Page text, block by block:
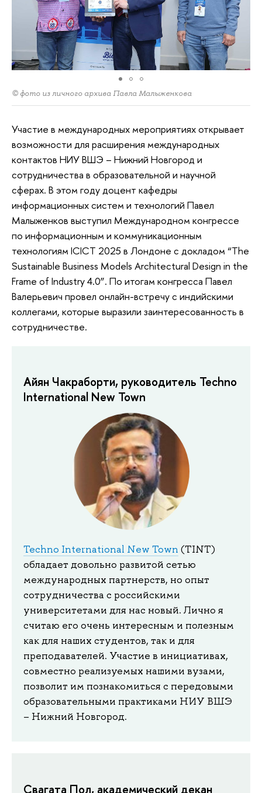
© фото из личного архива Павла Малыженкова
Участие в международных мероприятиях открывает
возможности для расширения международных
контактов НИУ ВШЭ – Нижний Новгород и
сотрудничества в образовательной и научной
сферах. В этом году доцент кафедры
информационных систем и технологий Павел
Малыженков выступил Международном конгрессе
по информационным и коммуникационным
технологиям ICICT 2025 в Лондоне с докладом “The
Sustainable Business Models Architectural Design in the
Frame of Industry 4.0”. По итогам конгресса Павел
Валерьевич провел онлайн-встречу с индийскими
коллегами, которые выразили заинтересованность в
сотрудничестве.
Айян Чакраборти, руководитель Techno
International New Town
Techno International New Town (TINT)
обладает довольно развитой сетью
международных партнерств, но опыт
сотрудничества с российскими
университетами для нас новый. Лично я
считаю его очень интересным и полезным
как для наших студентов, так и для
преподавателей. Участие в инициативах,
совместно реализуемых нашими вузами,
позволит им познакомиться с передовыми
образовательными практиками НИУ ВШЭ
– Нижний Новгород.
Свагата Пол, академический декан